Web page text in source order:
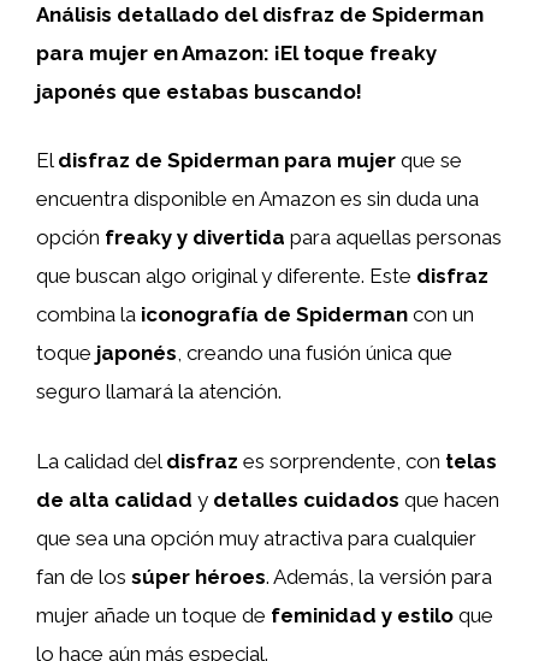
Análisis detallado del disfraz de Spiderman
para mujer en Amazon: ¡El toque freaky
japonés que estabas buscando!
El disfraz de Spiderman para mujer que se
encuentra disponible en Amazon es sin duda una
opción freaky y divertida para aquellas personas
que buscan algo original y diferente. Este disfraz
combina la iconografía de Spiderman con un
toque japonés, creando una fusión única que
seguro llamará la atención.
La calidad del disfraz es sorprendente, con telas
de alta calidad y detalles cuidados que hacen
que sea una opción muy atractiva para cualquier
fan de los súper héroes. Además, la versión para
mujer añade un toque de feminidad y estilo que
lo hace aún más especial.